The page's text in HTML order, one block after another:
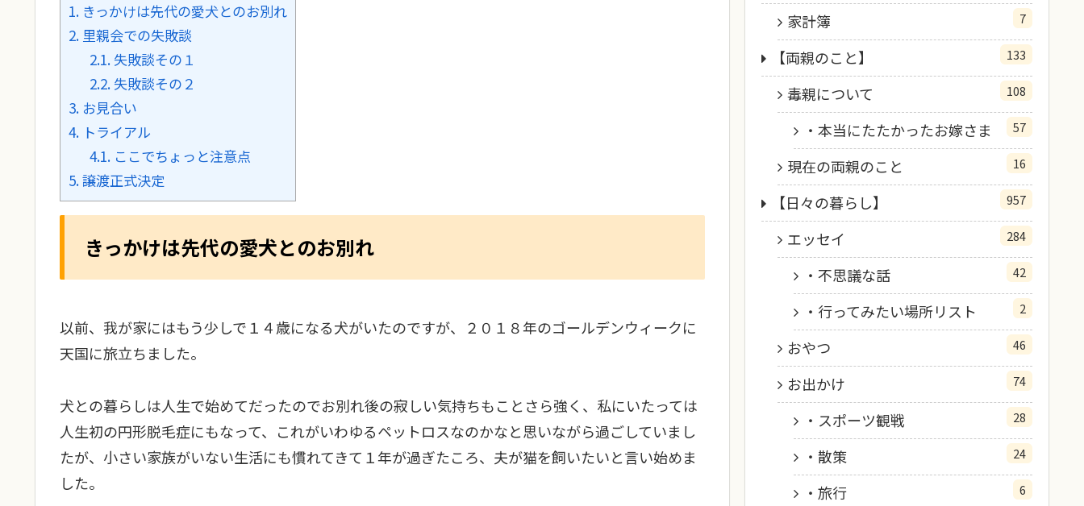
1. きっかけは先代の愛犬とのお別れ
2. 里親会での失敗談
2.1.失敗談その１
2.2.失敗談その２
3. お見合い
4. トライアル
4.1.ここでちょっと注意点
5.譲渡正式決定
きっかけは先代の愛犬とのお別れ
以前、我が家にはもう少しで１４歳になる犬がいたのですが、２０１８年のゴールデンウィークに
天国に旅立ちました。
犬との暮らしは人生で始めてだったのでお別れ後の寂しい気持ちもことさら強く、私にいたっては
人生初の円形脱毛症にもなって、これがいわゆるペットロスなのかなと思いながら過ごしていまし
たが、小さい家族がいない生活にも慣れてきて１年が過ぎたころ、夫が猫を飼いたいと言い始めま
した。
家計簿 7
【両親のこと】 133
毒親について 108
・本当にたたかったお嫁さま 57
現在の両親のこと 16
【日々の暮らし】 957
エッセイ 284
・不思議な話 42
・行ってみたい場所リスト 2
おやつ 46
お出かけ 74
・スポーツ観戦 28
・散策 24
・旅行 6